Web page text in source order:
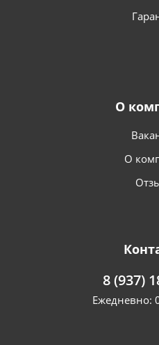
О
О
8 (937)
Ежедневно: